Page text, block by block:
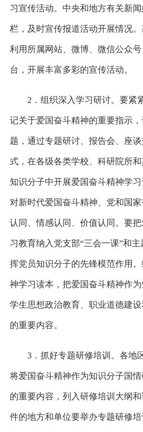
习宣传活动。中央和地方有关新
栏，及时宣传报道活动开展情况
利用所属网站、微博、微信公众
台，开展丰富多彩的宣传活动。
2．组织深入学习研讨。要紧
记关于爱国奋斗精神的重要指示
题，通过专题研讨、报告会、座
式，在各级各类学校、科研院所
知识分子中开展爱国奋斗精神学
对新时代爱国奋斗精神、党和国
认同、情感认同、价值认同。要
习教育纳入党支部“三会一课”和
挥党员知识分子的先锋模范作用
神学习读本，把爱国奋斗精神作
学生思想政治教育、职业道德建
的重要内容。
3．抓好专题研修培训。各地
将爱国奋斗精神作为知识分子国情
的重要内容，列入研修培训大纲
件的地方和单位要举办专题研修